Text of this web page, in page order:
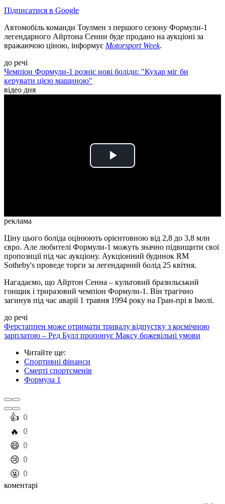
Підписатися в Google
Автомобіль команди Тоулмен з першого сезону Формули-1
легендарного Айртона Сенни буде продано на аукціоні за
вражаючою ціною, інформує Motorsport Week.
до речі
Чемпіон Формули-1 розніс нові боліди: "Кухар міг би
керувати цією машиною"
відео дня
Play
реклама
Ціну цього боліда оцінюють орієнтовною від 2,8 до 3,8 млн
євро. Але любителі Формули-1 можуть значно підвищити свої
пропозиції під час аукціону. Аукціонний будинок RM
Sotheby's проведе торги за легендарний болід 25 квітня.
Нагадаємо, що Айртон Сенна – культовий бразильський
гонщик і триразовий чемпіон Формули-1. Він трагічно
загинув під час аварії 1 травня 1994 року на Гран-прі в Імолі.
до речі
Ферстаппен може отримати тривалу відпустку з космічною
зарплатою – Ред Булл пропонує Максу божевільні умови
Читайте ще:
Спортивні фінанси
Смерті спортсменів
Формула 1
️👍 0
️🔥 0
️😄 0
️😢 0
️🤬 0
коментарі